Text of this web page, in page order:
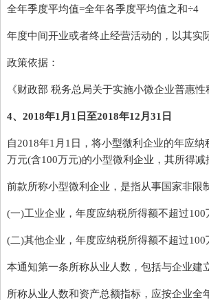
全年季度平均值=全年各季度平均值之和÷4
年度中间开业或者终止经营活动的，以其
政策依据：
《财政部 税务总局关于实施小微企业普惠
4、2018年1月1日至2018年12月31日
自2018年1月1日，将小型微利企业的年应
万元(含100万元)的小型微利企业，其所得
前款所称小型微利企业，是指从事国家非限
(一)工业企业，年度应纳税所得额不超过
(二)其他企业，年度应纳税所得额不超过
本通知第一条所称从业人数，包括与企业
所称从业人数和资产总额指标，应按企业